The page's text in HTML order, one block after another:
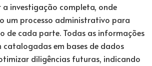
a investigação completa, onde
um processo administrativo para
de cada parte. Todas as informações
catalogadas em bases de dados
diligências futuras, indicando